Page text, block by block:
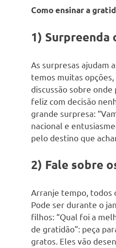
Como ensinar a
1) Surpreenda
As surpresas ajudam
temos muitas
discussão sobre
feliz com decisão
grande surpresa:
nacional e
pelo destino que
2) Fale sobre
Arranje tempo, todos
Pode ser durante o
filhos: “Qual foi a
de gratidão”: peça
gratos. Eles vão